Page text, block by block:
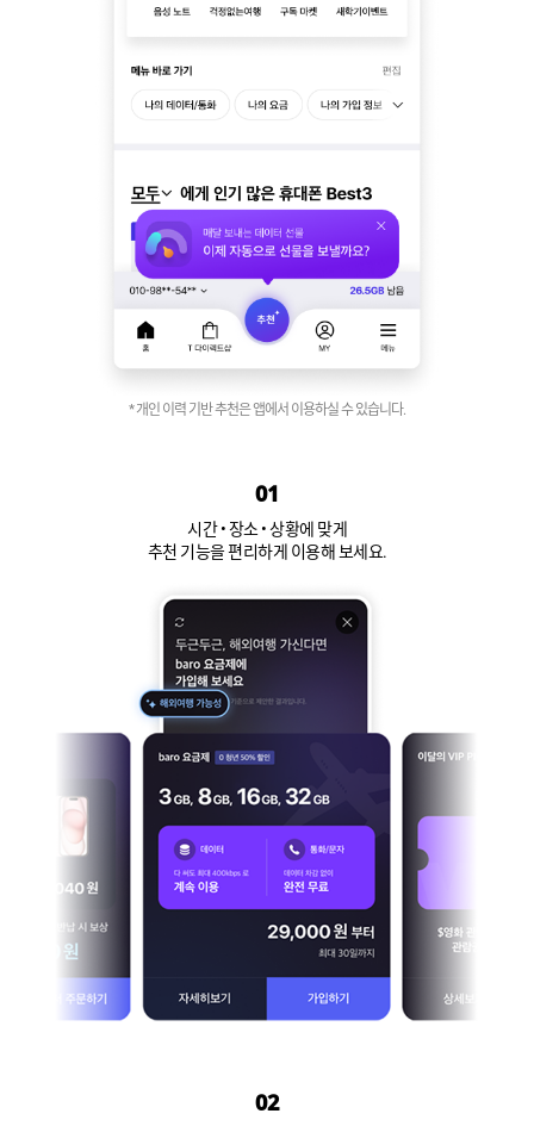
* 개인 이력 기반 추천은 앱에서 이용하실 수 있습니다.
01
시간 • 장소 • 상황에 맞게
추천 기능을 편리하게 이용해 보세요.
02